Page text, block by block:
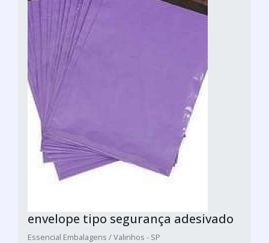
envelope tipo segurança adesivado
Essencial Embalagens / Valinhos - SP